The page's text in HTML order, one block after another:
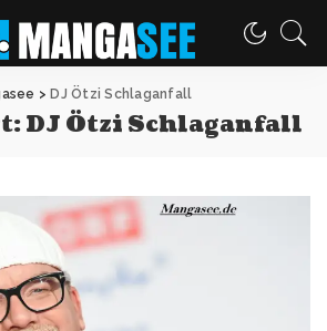
> DJ Ötzi Schlaganfall
DJ Ötzi Schlaganfall